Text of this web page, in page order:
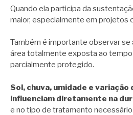
Quando ela participa da
maior, especialmente em projetos
Também é importante observar se
área totalmente exposta ao tempo
parcialmente protegido.
Sol, chuva, umidade e
influenciam diretamente na
e no tipo de tratamento necessário.